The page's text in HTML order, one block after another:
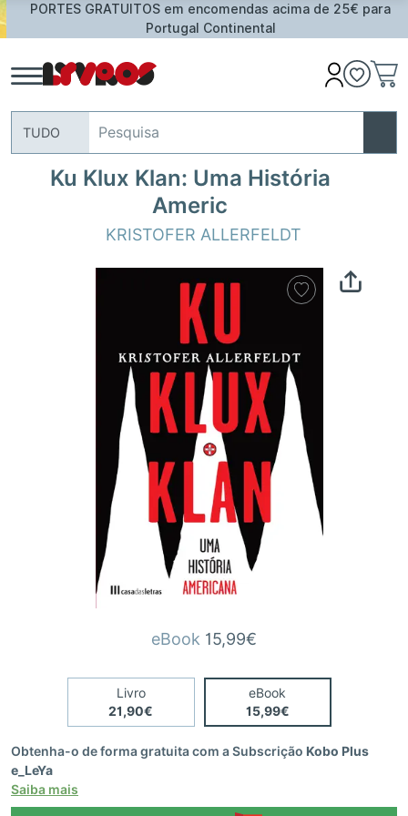
PORTES GRATUITOS em encomendas acima de 25€ para
Portugal Continental
TUDO
Ku Klux Klan: Uma História
Americ
KRISTOFER ALLERFELDT
eBook 15,99€
Livro
21,90€
eBook
15,99€
Obtenha-o de forma gratuita com a Subscrição Kobo Plus
e_LeYa
Saiba mais